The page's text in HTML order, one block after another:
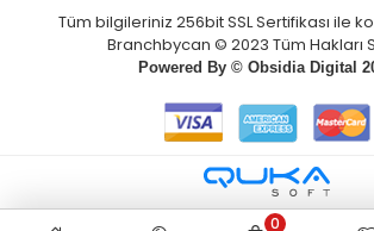
Tüm bilgileriniz 256bit SSL Sertifikası ile
Branchbycan © 2023 Tüm Hakları
Powered By © Obsidia Digital
0